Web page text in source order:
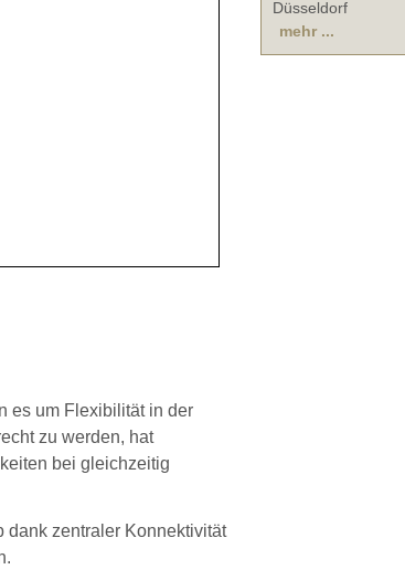
es um Flexibilität in der
zu werden, hat
bei gleichzeitig
dank zentraler Konnektivität
Düsseldorf
mehr ...